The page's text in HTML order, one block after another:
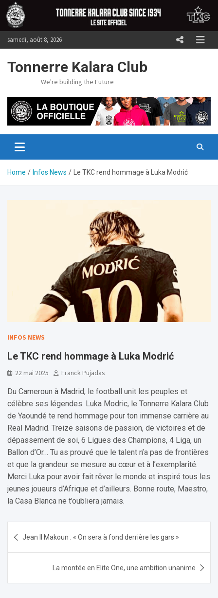
Skip
content
samedi, août 8, 2026
Tonnerre Kalara Club
We're building the Future
Home Infos News Le TKC rend hommage à Luka Modrić
INFOS NEWS
Le TKC rend hommage à Luka Modrić
22 mai 2025 Franck Pujadas
Du Cameroun à Madrid, le football unit les peuples et
célèbre ses légendes. Luka Modric, le Tonnerre Kalara Club
de Yaoundé te rend hommage pour ton immense carrière au
Real Madrid. Treize saisons de passion, de victoires et de
dépassement de soi, 6 Ligues des Champions, 4 Liga, un
Ballon d’Or… Tu as prouvé que le talent n’a pas de frontières
et que la grandeur se mesure au cœur et à l’exemplarité.
Merci Luka pour avoir fait rêver le monde et inspiré tous les
jeunes joueurs d’Afrique et d’ailleurs. Bonne route, Maestro,
la Casa Blanca ne t’oubliera jamais.
de Jean II Makoun : « On sera à fond derrière les gars »
La montée en Elite One, une ambition unanime